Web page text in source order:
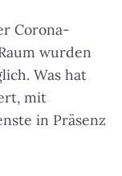
Corona-
wurden
Was hat
mit
in Präsenz